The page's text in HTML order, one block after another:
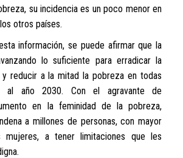
su incidencia es un poco menor en
otros países.
información, se puede afirmar que la
lo suficiente para erradicar la
reducir a la mitad la pobreza en todas
al año 2030. Con el agravante de
en la feminidad de la pobreza,
a millones de personas, con mayor
mujeres, a tener limitaciones que les